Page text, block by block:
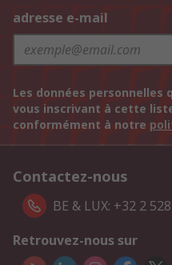
adresse e-mail
Les données personnelles
vous inscrivant à cette
conformément à notre
Contactez-nous
BE & LUX: +32 2
Retrouvez-nous sur